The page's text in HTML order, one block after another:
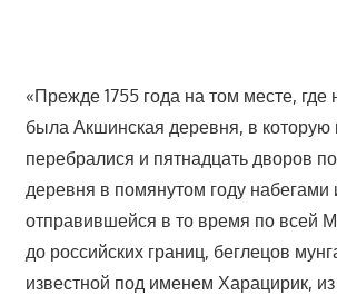
«Прежде 1755 года на том месте, где
была Акшинская деревня, в
перебралися и пятнадцать дворов
деревня в помянутом году набегами
отправившейся в то время по всей
до российских границ, беглецов
известной под именем Харацирик,